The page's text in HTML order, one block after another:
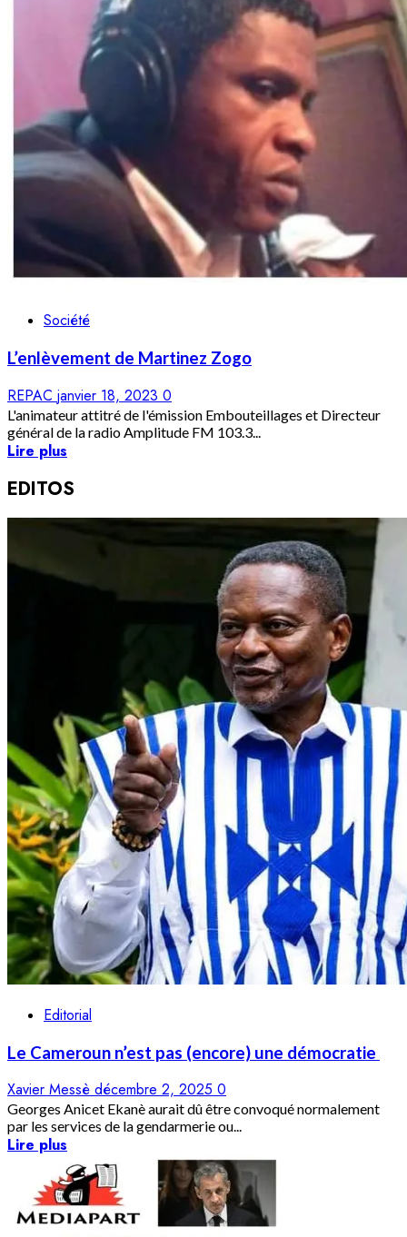
Société
L’enlèvement de Martinez Zogo
REPAC janvier 18, 2023 0
L'animateur attitré de l'émission Embouteillages et Directeur
général de la radio Amplitude FM 103.3...
Lire plus
EDITOS
Editorial
Le Cameroun n’est pas (encore) une démocratie
Xavier Messè décembre 2, 2025 0
Georges Anicet Ekanè aurait dû être convoqué normalement
par les services de la gendarmerie ou...
Lire plus